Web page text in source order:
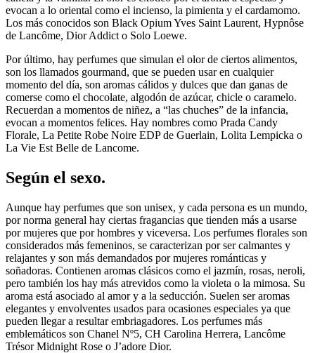
evocan a lo oriental como el incienso, la pimienta y el cardamomo.
Los más conocidos son Black Opium Yves Saint Laurent, Hypnôse
de Lancôme, Dior Addict o Solo Loewe.
Por último, hay perfumes que simulan el olor de ciertos alimentos,
son los llamados gourmand, que se pueden usar en cualquier
momento del día, son aromas cálidos y dulces que dan ganas de
comerse como el chocolate, algodón de azúcar, chicle o caramelo.
Recuerdan a momentos de niñez, a “las chuches” de la infancia,
evocan a momentos felices. Hay nombres como Prada Candy
Florale, La Petite Robe Noire EDP de Guerlain, Lolita Lempicka o
La Vie Est Belle de Lancome.
Según el sexo.
Aunque hay perfumes que son unisex, y cada persona es un mundo,
por norma general hay ciertas fragancias que tienden más a usarse
por mujeres que por hombres y viceversa. Los perfumes florales son
considerados más femeninos, se caracterizan por ser calmantes y
relajantes y son más demandados por mujeres románticas y
soñadoras. Contienen aromas clásicos como el jazmín, rosas, neroli,
pero también los hay más atrevidos como la violeta o la mimosa. Su
aroma está asociado al amor y a la seducción. Suelen ser aromas
elegantes y envolventes usados para ocasiones especiales ya que
pueden llegar a resultar embriagadores. Los perfumes más
emblemáticos son Chanel Nº5, CH Carolina Herrera, Lancôme
Trésor Midnight Rose o J’adore Dior.